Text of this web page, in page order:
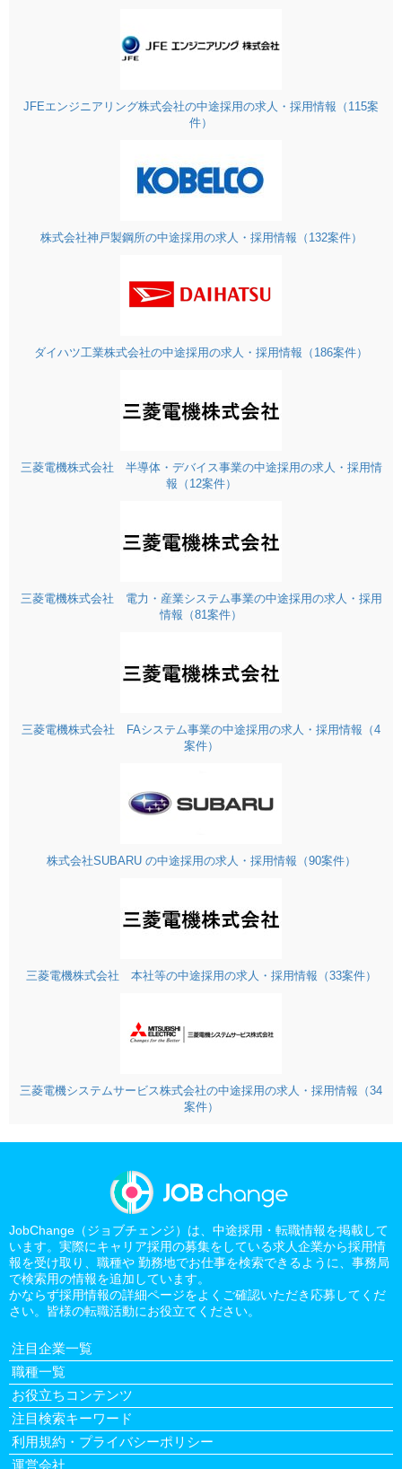
JFEエンジニアリング株式会社の中途採用の求人・採用情報（115案
件）
株式会社神戸製鋼所の中途採用の求人・採用情報（132案件）
ダイハツ工業株式会社の中途採用の求人・採用情報（186案件）
三菱電機株式会社 半導体・デバイス事業の中途採用の求人・採用情
報（12案件）
三菱電機株式会社 電力・産業システム事業の中途採用の求人・採用
情報（81案件）
三菱電機株式会社 FAシステム事業の中途採用の求人・採用情報（4
案件）
株式会社SUBARU の中途採用の求人・採用情報（90案件）
三菱電機株式会社 本社等の中途採用の求人・採用情報（33案件）
三菱電機システムサービス株式会社の中途採用の求人・採用情報（34
案件）
JobChange（ジョブチェンジ）は、中途採用・転職情報を掲載して
います。実際にキャリア採用の募集をしている求人企業から採用情
報を受け取り、職種や 勤務地でお仕事を検索できるように、事務局
で検索用の情報を追加しています。
かならず採用情報の詳細ページをよくご確認いただき応募してくだ
さい。皆様の転職活動にお役立てください。
注目企業一覧
職種一覧
お役立ちコンテンツ
注目検索キーワード
利用規約・プライバシーポリシー
運営会社